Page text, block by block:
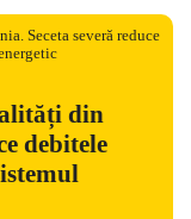
din
debitele